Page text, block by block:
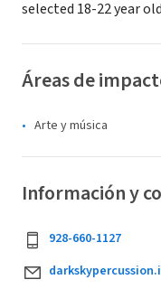
selected 18-22 year
Áreas de
Arte y música
Información y
928-660-1127